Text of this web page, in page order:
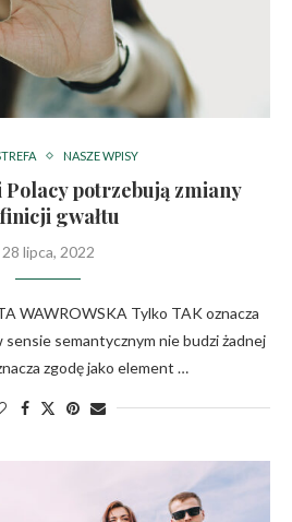
NASZE WPISY
potrzebują zmiany
gwałtu
28 lipca, 2022
WAWROWSKA Tylko TAK oznacza
semantycznym nie budzi żadnej
zgodę jako element …